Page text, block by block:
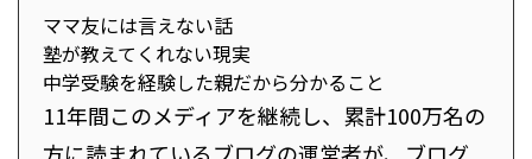
ママ友には言えない話
塾が教えてくれない現実
中学受験を経験した親だから分かること
11年間このメディアを継続し、累計100万名の